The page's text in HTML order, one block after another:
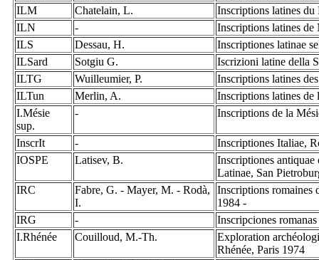
ILM
Chatelain, L.
Inscriptions latines du
ILN
-
Inscriptions latines de
ILS
Dessau, H.
Inscriptiones latinae
ILSard
Sotgiu G.
Iscrizioni latine della
ILTG
Wuilleumier, P.
Inscriptions latines
ILTun
Merlin, A.
Inscriptions latines de
I.Mésie
sup.
- Inscriptions de la
InscrIt -
Inscriptiones Italiae,
IOSPE
Latisev, B.
Inscriptiones
Latinae, San
IRC
Fabre, G. - Mayer, M. - Rodà,
I.
Inscriptions romaines
1984 -
IRG
-
Inscripciones
I.Rhénée
Couilloud, M.-Th.
Exploration
Rhénée, Paris 1974